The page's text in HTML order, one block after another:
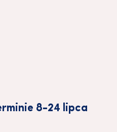
8-24 lipca